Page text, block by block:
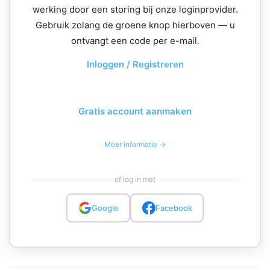
werking door een storing bij onze loginprovider.
Gebruik zolang de groene knop hierboven — u
ontvangt een code per e-mail.
Inloggen / Registreren
Gratis account aanmaken
Meer informatie →
of log in met
Google Facebook